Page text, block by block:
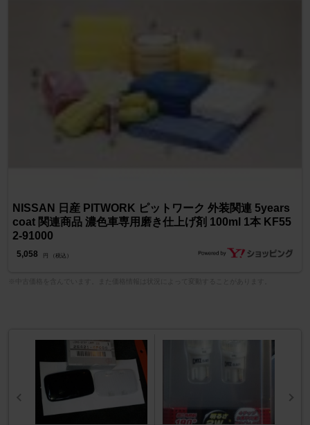
NISSAN 日産 PITWORK ピットワーク 外装関連 5years
coat 関連商品 濃色車専用磨き仕上げ剤 100ml 1本 KF55
2-91000
5,058 円 （税込）